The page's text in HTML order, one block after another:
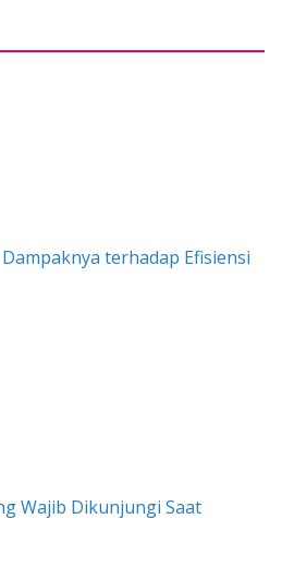
terhadap Efisiensi
Wajib Dikunjungi Saat